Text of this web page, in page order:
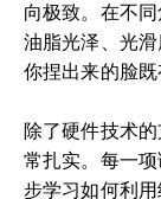
向极致。在不同
油脂光泽、光滑
你捏出来的脸既
除了硬件技术
常扎实。每一
步学习如何利